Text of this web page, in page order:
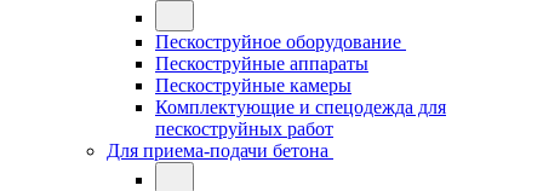
Пескоструйное оборудование
Пескоструйные аппараты
Пескоструйные камеры
Комплектующие и спецодежда для
пескоструйных работ
Для приема-подачи бетона